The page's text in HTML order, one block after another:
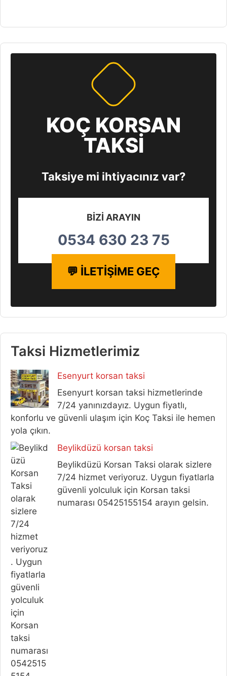
KOÇ KORSAN
TAKSİ
Taksiye mi ihtiyacınız var?
BİZİ ARAYIN
0534 630 23 75
💬 İLETİŞİME GEÇ
Taksi Hizmetlerimiz
Esenyurt korsan taksi
Esenyurt korsan taksi hizmetlerinde
7/24 yanınızdayız. Uygun fiyatlı,
konforlu ve güvenli ulaşım için Koç Taksi ile hemen
yola çıkın.
Beylikdüzü korsan taksi
Beylikdüzü Korsan Taksi olarak sizlere
7/24 hizmet veriyoruz. Uygun fiyatlarla
güvenli yolculuk için Korsan taksi
numarası 05425155154 arayın gelsin.